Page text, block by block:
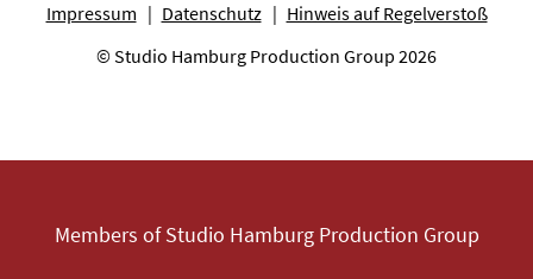
Impressum Datenschutz
Hinweis auf Regelverstoß
© Studio Hamburg Production Group 2026
Members of Studio Hamburg Production Group